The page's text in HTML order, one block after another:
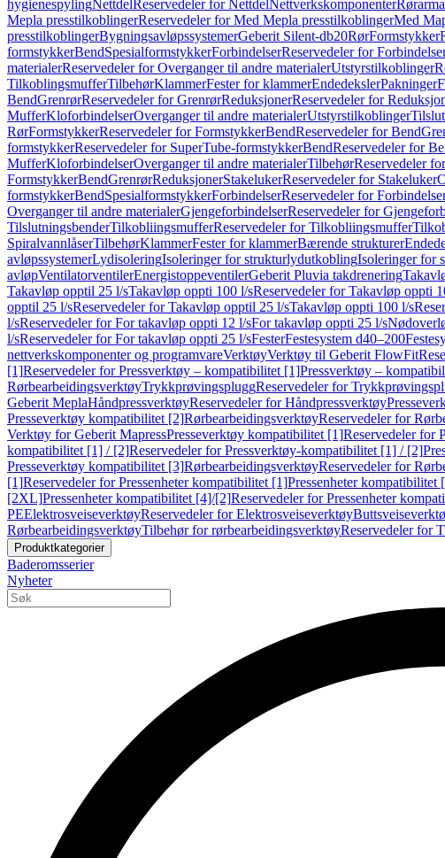
hygienespylingNettdelReservedeler for NettdelNettverkskomponenter
Mepla presstilkoblingerReservedeler for Med Mepla presstilkoblingerMed
presstilkoblingerBygningsavløpssystemerGeberit Silent-db20RørFormstykker
formstykkerBendSpesialformstykkerForbindelserReservedeler for
materialerReservedeler for Overganger til andre materialerUtstyrstilkoblinger
TilkoblingsmufferTilbehørKlammerFester for klammerEndedekslerPakninger
BendGrenrørReservedeler for GrenrørReduksjonerReservedeler for
MufferKloforbindelserOverganger til andre materialerUtstyrstilkoblinger
RørFormstykkerReservedeler for FormstykkerBendReservedeler for Bend
formstykkerReservedeler for SuperTube-formstykkerBendReservedeler for
MufferKloforbindelserOverganger til andre materialerTilbehørReservedeler
FormstykkerBendGrenrørReduksjonerStakelukerReservedeler for Stakeluker
formstykkerBendSpesialformstykkerForbindelserReservedeler for
Overganger til andre materialerGjengeforbindelserReservedeler for
TilslutningsbenderTilkobliingsmufferReservedeler for Tilkobliingsmuffer
SpiralvannlåserTilbehørKlammerFester for klammerBærende strukturer
avløpssystemerLydisoleringIsoleringer for strukturlydutkoblingIsoleringer for
avløpVentilatorventilerEnergistoppeventilerGeberit Pluvia takdrenering
Takavløp opptil 25 l/sTakavløp oppti 100 l/sReservedeler for Takavløp oppti
opptil 25 l/sReservedeler for Takavløp opptil 25 l/sTakavløp oppti 100 l/s
l/sReservedeler for For takavløp oppti 12 l/sFor takavløp oppti 25 l/s
l/sReservedeler for For takavløp oppti 25 l/sFesterFestesystem d40–200
nettverkskomponenter og programvareVerktøyVerktøy til Geberit FlowFit
[1]Reservedeler for Pressverktøy – kompatibilitet [1]Pressverktøy –
RørbearbeidingsverktøyTrykkprøvingspluggReservedeler for
Geberit MeplaHåndpressverktøyReservedeler for Håndpressverktøy
Presseverktøy kompatibilitet [2]RørbearbeidingsverktøyReservedeler for
Verktøy for Geberit MapressPresseverktøy kompatibilitet [1]Reservedeler for
kompatibilitet [1] / [2]Reservedeler for Pressverktøy-kompatibilitet [1] / [2]
Presseverktøy kompatibilitet [3]RørbearbeidingsverktøyReservedeler for
[1]Reservedeler for Pressenheter kompatibilitet [1]Pressenheter kompatibilitet
[2XL]Pressenheter kompatibilitet [4]/[2]Reservedeler for Pressenheter
PEElektrosveiseverktøyReservedeler for Elektrosveiseverktøy
RørbearbeidingsverktøyTilbehør for rørbearbeidingsverktøyReservedeler for
Produktkategorier
Baderomsserier
Nyheter